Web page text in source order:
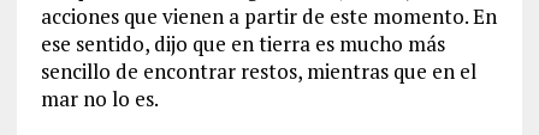
acciones que vienen a partir de este momento. En
ese sentido, dijo que en tierra es mucho más
sencillo de encontrar restos, mientras que en el
mar no lo es.